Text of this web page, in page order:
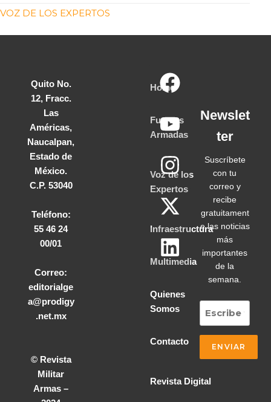
VOZ DE LOS EXPERTOS
Quito No.
12, Fracc.
Las
Américas,
Naucalpan,
Estado de
México.
C.P. 53040
Teléfono:
55 46 24
00/01
Correo:
editorialge
a@prodigy
.net.mx
© Revista
Militar
Armas –
Home
Fuerzas
Armadas
Voz de los
Expertos
Infraestructura
Multimedia
Quienes
Somos
Contacto
Revista Digital
Newslet
ter
Suscríbete
con tu
correo y
recibe
gratuitament
e las noticias
más
importantes
de la
semana.